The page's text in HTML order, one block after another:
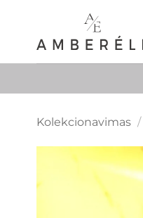
content
Kolekcionavimas /